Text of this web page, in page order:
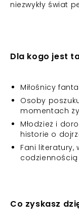
niezwykły świat
Dla kogo jest
Miłośnicy
Osoby
momentach
Młodzież i
historie o
Fani literatury,
codziennością
Co zyskasz